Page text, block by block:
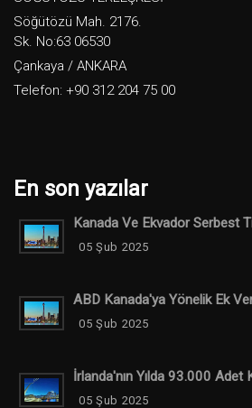
Söğütözü Mah. 2176.
Sk. No:63 06530
Çankaya / ANKARA
Telefon: +90 312 204 75 00
En son yazılar
Kanada Ve Ekvador Serbest
05 Şub 2025
ABD Kanada'ya Yönelik Ek
05 Şub 2025
İrlanda'nın Yılda 93.000 Adet
05 Şub 2025